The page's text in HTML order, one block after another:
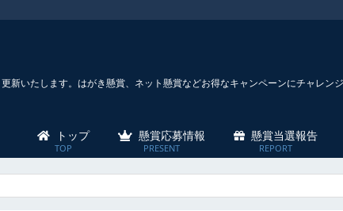
いたします。はがき懸賞、ネット懸賞などお得なキャンペーンにチャレンジ
トップ 懸賞応募情報 懸賞当選報告